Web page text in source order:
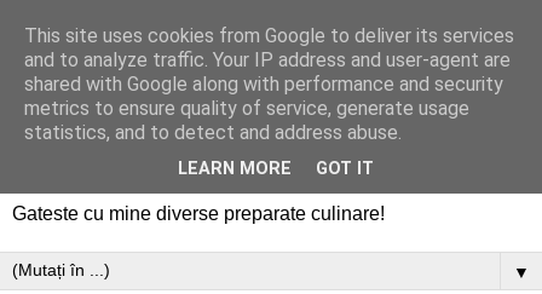
Gateste cu mine diverse preparate culinare!
▼
This site uses cookies from Google to deliver its services
and to analyze traffic. Your IP address and user-agent are
shared with Google along with performance and security
metrics to ensure quality of service, generate usage
statistics, and to detect and address abuse.
LEARN MORE GOT IT